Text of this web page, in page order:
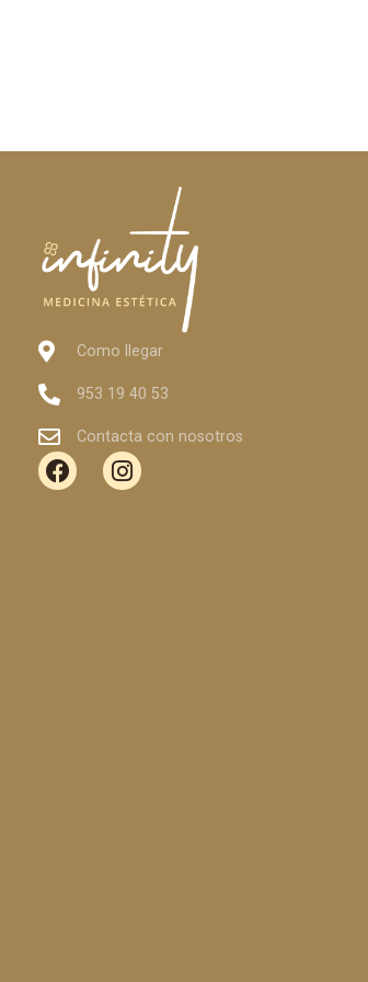
Como llegar
953 19 40 53
Contacta con nosotros